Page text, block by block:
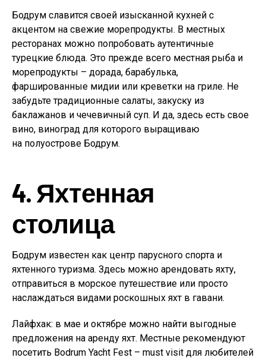
Бодрум славится своей изысканной кухней с
акцентом на свежие морепродукты. В местных
ресторанах можно попробовать аутентичные
турецкие блюда. Это прежде всего местная рыба и
морепродукты – дорада, барабулька,
фаршированные мидии или креветки на гриле. Не
забудьте традиционные салаты, закуску из
баклажанов и чечевичный суп. И да, здесь есть свое
вино, виноград для которого выращиваю
на полуострове Бодрум.
4. Яхтенная
столица
Бодрум известен как центр парусного спорта и
яхтенного туризма. Здесь можно арендовать яхту,
отправиться в морское путешествие или просто
наслаждаться видами роскошных яхт в гавани.
Лайфхак: в мае и октябре можно найти выгодные
предложения на аренду яхт. Местные рекомендуют
посетить Bodrum Yacht Fest – must visit для любителей